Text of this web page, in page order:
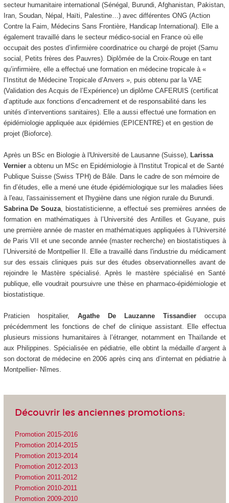
secteur humanitaire international (Sénégal, Burundi, Afghanistan, Pakistan,
Iran, Soudan, Népal, Haïti, Palestine…) avec différentes ONG (Action
Contre la Faim, Médecins Sans Frontière, Handicap International). Elle a
également travaillé dans le secteur médico-social en France où elle
occupait des postes d’infirmière coordinatrice ou chargé de projet (Samu
social, Petits frères des Pauvres). Diplômée de la Croix-Rouge en tant
qu’infirmière, elle a effectué une formation en médecine tropicale à «
l’Institut de Médecine Tropicale d’Anvers », puis obtenu par la VAE
(Validation des Acquis de l’Expérience) un diplôme CAFERUIS (certificat
d’aptitude aux fonctions d’encadrement et de responsabilité dans les
unités d’interventions sanitaires). Elle a aussi effectué une formation en
épidémiologie appliquée aux épidémies (EPICENTRE) et en gestion de
projet (Bioforce).
Après un BSc en Biologie à l'Université de Lausanne (Suisse),
Larissa
Verniera obtenu un MSc en Epidémiologie à l'Institut Tropical et de Santé
Publique Suisse (Swiss TPH) de Bâle. Dans le cadre de son mémoire de
fin d’études, elle a mené une étude épidémiologique sur les maladies liées
à l'eau, l'assainissement et l'hygiène dans une région rurale du Burundi.
Sabrina De Souza, biostatisticienne, a effectué ses premières années de
formation en mathématiques à l’Université des Antilles et Guyane, puis
une première année de master en mathématiques appliquées à l’Université
de Paris VII et une seconde année (master recherche) en biostatistiques à
l’Université de Montpellier II. Elle a travaillé dans l'industrie du médicament
sur des essais cliniques puis sur des études observationnelles avant de
rejoindre le Mastère spécialisé. Après le mastère spécialisé en Santé
publique, elle voudrait poursuivre une thèse en pharmaco-épidémiologie et
biostatistique.
Praticien hospitalier, Agathe De Lauzanne Tissandier occupa
précédemment les fonctions de chef de clinique assistant. Elle effectua
plusieurs missions humanitaires à l’étranger, notamment en Thaïlande et
aux Philippines. Spécialisée en pédiatrie, elle obtint la médaille d’argent à
son doctorat de médecine en 2006 après cinq ans d’internat en pédiatrie à
Montpellier- Nîmes.
Découvrir les anciennes promotions:
Promotion 2015-2016
Promotion 2014-2015
Promotion 2013-2014
Promotion 2012-2013
Promotion 2011-2012
Promotion 2010-2011
Promotion 2009-2010